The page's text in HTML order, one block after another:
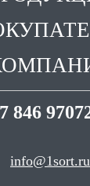
г. Уруссу
8-937-
Время
ПН-ПТ с
846
info@1sort.ru